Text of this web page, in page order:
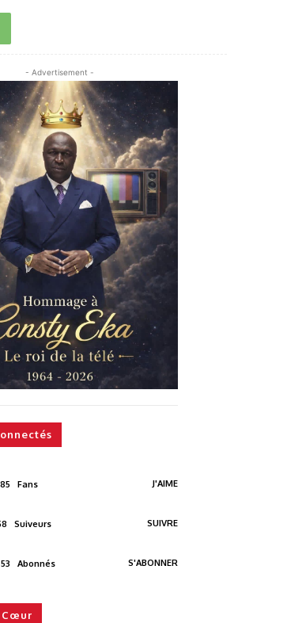
- Advertisement -
Fans J'AIME
Suiveurs SUIVRE
Abonnés S'ABONNER
Cœur